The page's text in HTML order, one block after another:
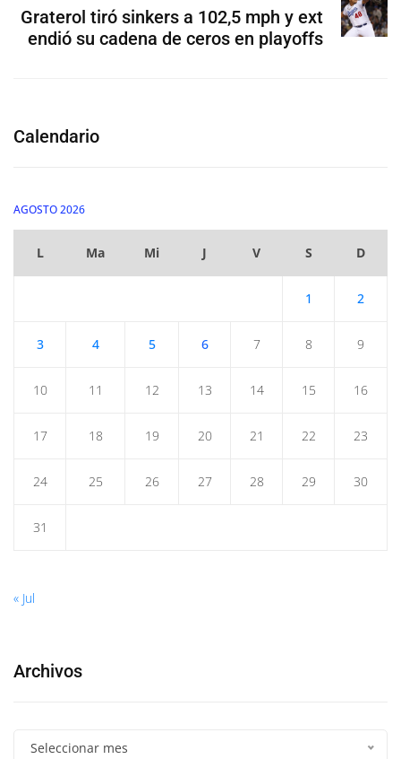
Graterol tiró sinkers a 102,5 mph y ext
endió su cadena de ceros en playoffs
Calendario
AGOSTO 2026
L Ma Mi J V S D
1 2
3 4 5 6 7 8 9
10 11 12 13 14 15 16
17 18 19 20 21 22 23
24 25 26 27 28 29 30
31
« Jul
Archivos
Seleccionar mes